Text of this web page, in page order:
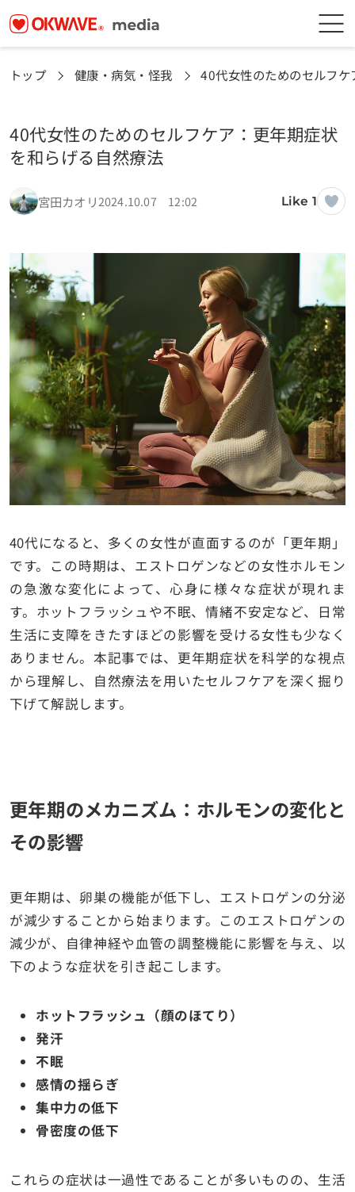
トップ 健康・病気・怪我 40代女性のためのセルフ
40代女性のためのセルフケア：更年期症状
を和らげる自然療法
宮田カオリ2024.10.07 12:02 Like 1
40代になると、多くの女性が直面するのが「更年期」
です。この時期は、エストロゲンなどの女性ホルモン
の急激な変化によって、心身に様々な症状が現れま
す。ホットフラッシュや不眠、情緒不安定など、日常
生活に支障をきたすほどの影響を受ける女性も少なく
ありません。本記事では、更年期症状を科学的な視点
から理解し、自然療法を用いたセルフケアを深く掘り
下げて解説します。
更年期のメカニズム：ホルモンの変化と
その影響
更年期は、卵巣の機能が低下し、エストロゲンの分泌
が減少することから始まります。このエストロゲンの
減少が、自律神経や血管の調整機能に影響を与え、以
下のような症状を引き起こします。
ホットフラッシュ（顔のほてり）
発汗
不眠
感情の揺らぎ
集中力の低下
骨密度の低下
これらの症状は一過性であることが多いものの、生活